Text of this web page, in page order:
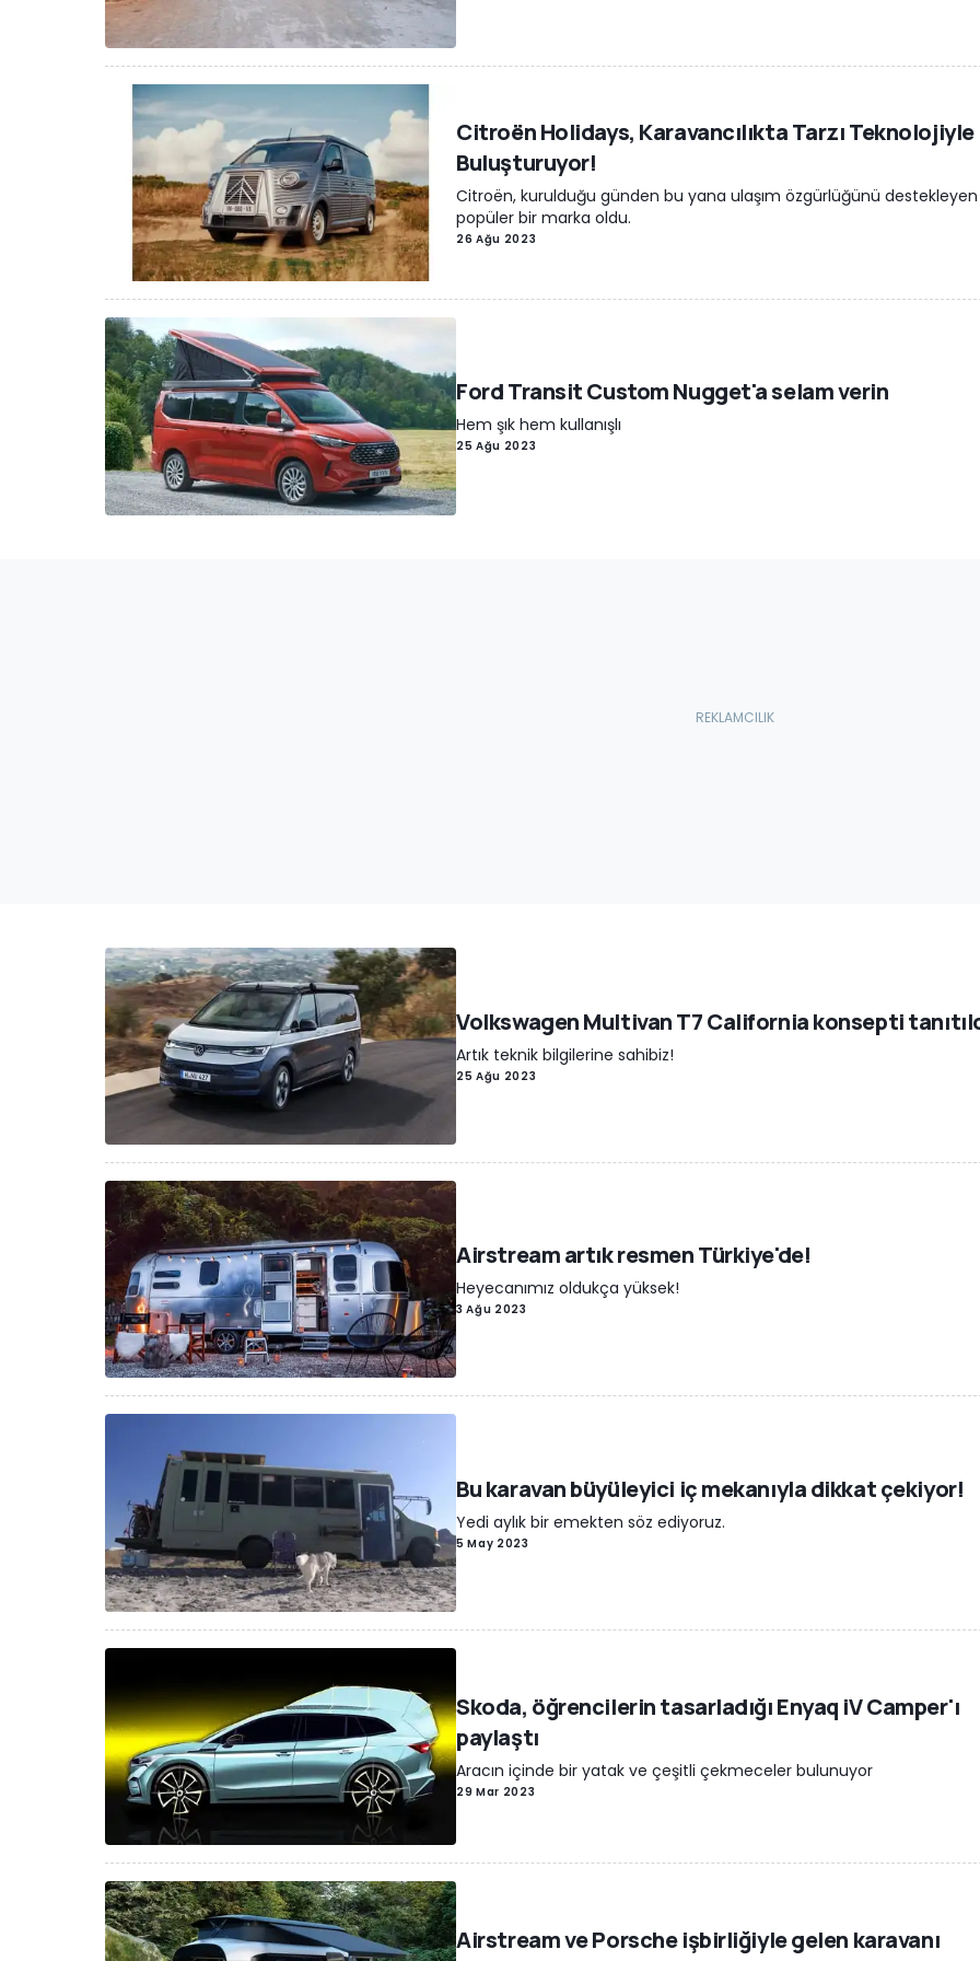
Citroën Holidays, Karavancılıkta Tarzı Teknolojiyle
Buluşturuyor!
Citroën, kurulduğu günden bu yana ulaşım özgürlüğünü destekleyen
popüler bir marka oldu.
26 Ağu 2023
Ford Transit Custom Nugget'a selam verin
Hem şık hem kullanışlı
25 Ağu 2023
Volkswagen Multivan T7 California konsepti
Artık teknik bilgilerine sahibiz!
25 Ağu 2023
Airstream artık resmen Türkiye'de!
Heyecanımız oldukça yüksek!
3 Ağu 2023
Bu karavan büyüleyici iç mekanıyla dikkat çekiyor!
Yedi aylık bir emekten söz ediyoruz.
5 May 2023
Skoda, öğrencilerin tasarladığı Enyaq iV Camper'ı
paylaştı
Aracın içinde bir yatak ve çeşitli çekmeceler bulunuyor
29 Mar 2023
Airstream ve Porsche işbirliğiyle gelen karavanı